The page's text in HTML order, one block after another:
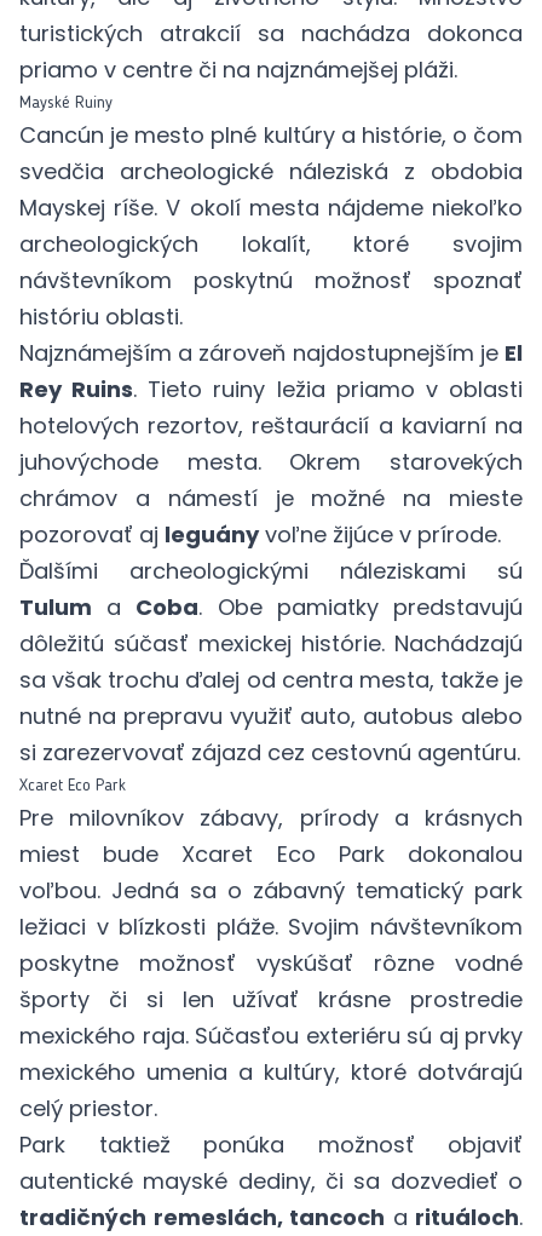
turistických atrakcií sa nachádza dokonca
priamo v centre či na najznámejšej pláži.
Mayské Ruiny
Cancún je mesto plné kultúry a histórie, o čom
svedčia archeologické náleziská z obdobia
Mayskej ríše. V okolí mesta nájdeme niekoľko
archeologických lokalít, ktoré svojim
návštevníkom poskytnú možnosť spoznať
históriu oblasti.
Najznámejším a zároveň najdostupnejším je El
Rey Ruins. Tieto ruiny ležia priamo v oblasti
hotelových rezortov, reštaurácií a kaviarní na
juhovýchode mesta. Okrem starovekých
chrámov a námestí je možné na mieste
pozorovať aj leguányvoľne žijúce v prírode.
Ďalšími archeologickými náleziskami sú
Tulum a Coba. Obe pamiatky predstavujú
dôležitú súčasť mexickej histórie. Nachádzajú
sa však trochu ďalej od centra mesta, takže je
nutné na prepravu využiť auto, autobus alebo
si zarezervovať zájazd cez cestovnú agentúru.
Xcaret Eco Park
Pre milovníkov zábavy, prírody a krásnych
miest bude Xcaret Eco Parkdokonalou
voľbou. Jedná sa o zábavný tematický park
ležiaci v blízkosti pláže. Svojim návštevníkom
poskytne možnosť vyskúšať rôzne vodné
športy či si len užívať krásne prostredie
mexického raja. Súčasťou exteriéru sú aj prvky
mexického umenia a kultúry, ktoré dotvárajú
celý priestor.
Park taktiež ponúka možnosť objaviť
autentické mayské dediny, či sa dozvedieť o
tradičných remeslách, tancoch a rituáloch.